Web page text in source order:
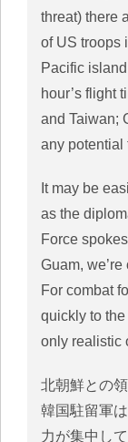
threat) there
of US troops
Pacific
hour’s flight
and Taiwan;
any potential
It may be
as the
Force
Guam, we’re
For combat
quickly to
only realistic
北朝鮮との
韓国駐留軍
力が集中し